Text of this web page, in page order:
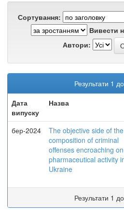
Сортування:
Вивести
Автори:
Результати 1 до
Дата
випуску
Назва
бер-2024
The objective side of the
composition of criminal
offenses encroaching on
pharmaceutical activity
Ukraine
Результати 1 до